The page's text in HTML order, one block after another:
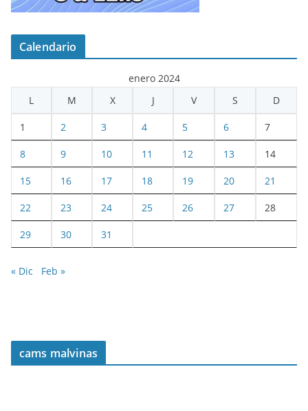
Calendario
enero 2024
L
M X J V S D
1 2 3 4 5 6 7
8 9 10 11 12 13 14
15 16 17 18 19 20 21
22 23 24 25 26 27 28
29 30 31
« Dic Feb »
cams malvinas